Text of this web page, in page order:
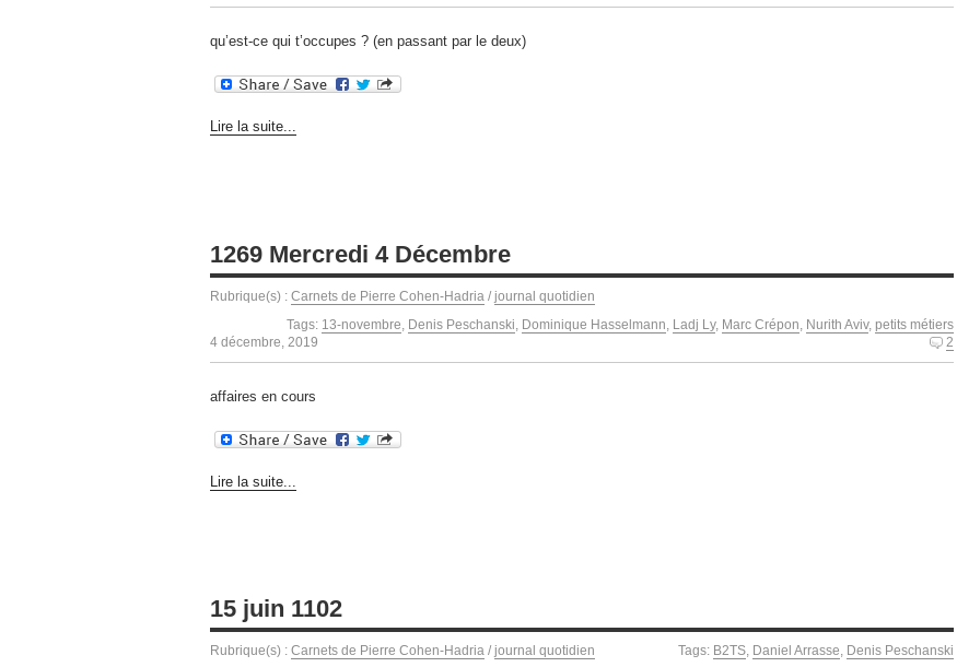
qu’est-ce qui t’occupes ? (en passant par le deux)
Lire la suite...
1269 Mercredi 4 Décembre
Rubrique(s) : Carnets de Pierre Cohen-Hadria / journal quotidien
Tags: 13-novembre Denis Peschanski Dominique Hasselmann Ladj Ly, Marc Crépon Nurith Aviv, petits métiers
4 décembre, 2019
2
affaires en cours
Lire la suite...
15 juin 1102
Rubrique(s) : Carnets de Pierre Cohen-Hadria / journal quotidien Tags: B2TS, Daniel Arrasse, Denis Peschanski